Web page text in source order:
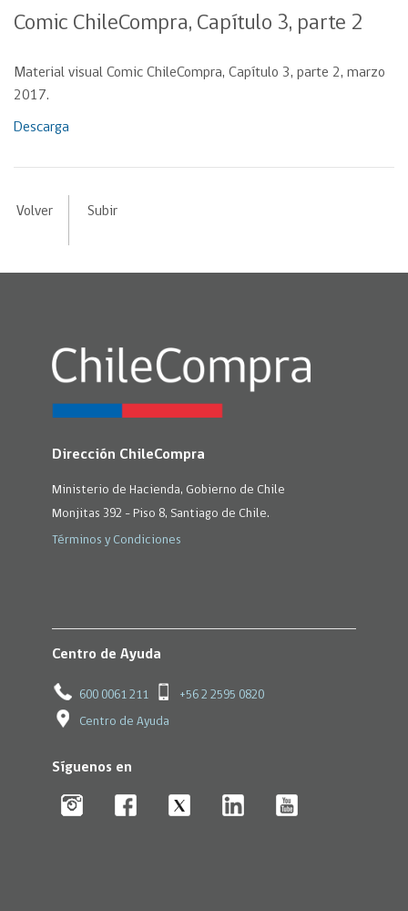
Comic ChileCompra, Capítulo 3, parte 2
Material visual Comic ChileCompra, Capítulo 3, parte 2, marzo
2017.
Descarga
Volver Subir
Dirección ChileCompra
Ministerio de Hacienda, Gobierno de Chile
Monjitas 392 - Piso 8, Santiago de Chile.
Términos y Condiciones
Centro de Ayuda
600 0061 211 +56 2 2595 0820
Centro de Ayuda
Síguenos en